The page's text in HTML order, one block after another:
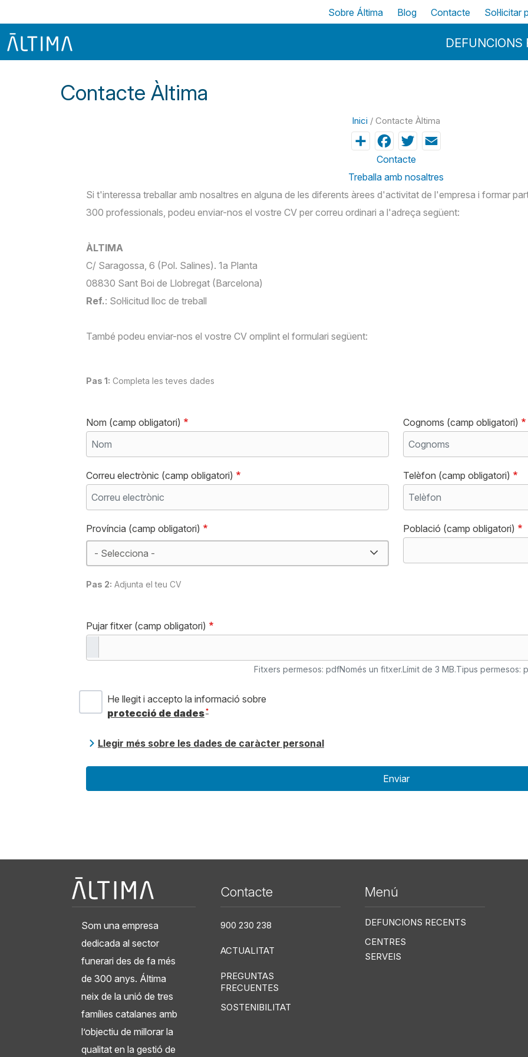
Menu Principal
DEFUNCIONS
Top
Sobre Áltima Blog Contacte Sol·licitar
Contacte Àltima
Inici / Contacte Àltima
ShareFacebook
Twitter
Contacte
Treballa amb nosaltres
Si t'interessa treballar amb nosaltres en alguna de les diferents àrees d'activitat de l'empresa i formar
300 professionals, podeu enviar-nos el vostre CV per correu ordinari a l'adreça següent:
ÀLTIMA
C/ Saragossa, 6 (Pol. Salines). 1a Planta
08830 Sant Boi de Llobregat (Barcelona)
Ref.: Sol·licitud lloc de treball
També podeu enviar-nos el vostre CV omplint el formulari següent:
Pas 1: Completa les teves dades
Nom (camp obligatori) Cognoms (camp obligatori)
Correu electrònic (camp obligatori) Telèfon (camp obligatori)
Província (camp obligatori) Població (camp obligatori)
Pas 2: Adjunta el teu CV
Pujar fitxer (camp obligatori)
Fitxers permesos: pdfNomés un fitxer.Límit de 3 MB.Tipus permesos:
He llegit i accepto la informació sobre
protecció de dades*
Llegir més sobre les dades de caràcter personal
Enviar
Som una empresa
dedicada al sector
funerari des de fa més
de 300 anys. Áltima
neix de la unió de tres
famílies catalanes amb
l’objectiu de millorar la
qualitat en la gestió de
Contacte
900 230 238
ACTUALITAT
PREGUNTAS
FRECUENTES
SOSTENIBILITAT
Menú
DEFUNCIONS RECENTS
CENTRES
SERVEIS